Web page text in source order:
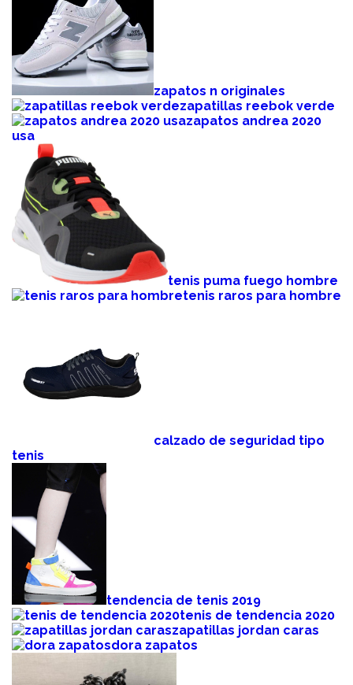
zapatos n originales
zapatillas reebok verde
zapatos andrea 2020
usa
tenis puma fuego hombre
tenis raros para hombre
calzado de seguridad tipo
tenis
tendencia de tenis 2019
tenis de tendencia 2020
zapatillas jordan caras
dora zapatos